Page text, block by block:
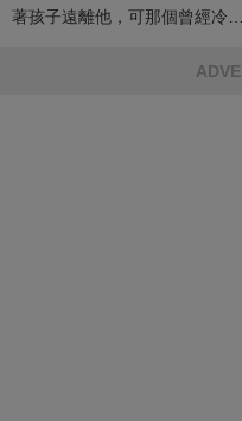
著孩子遠離他，可那個曾經冷漠